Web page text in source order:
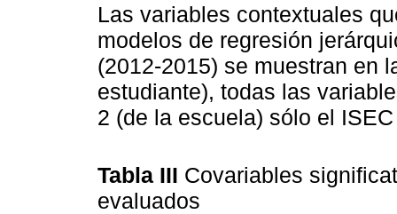
Las variables contextuales
modelos de regresión
(2012-2015) se muestran en
estudiante), todas las
2 (de la escuela) sólo el
Tabla III Covariables
evaluados